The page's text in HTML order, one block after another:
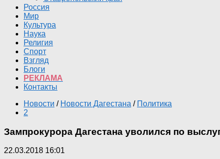
Россия
Мир
Культура
Наука
Религия
Спорт
Взгляд
Блоги
РЕКЛАМА
Контакты
Новости / Новости Дагестана / Политика
2
Зампрокурора Дагестана уволился по
22.03.2018 16:01